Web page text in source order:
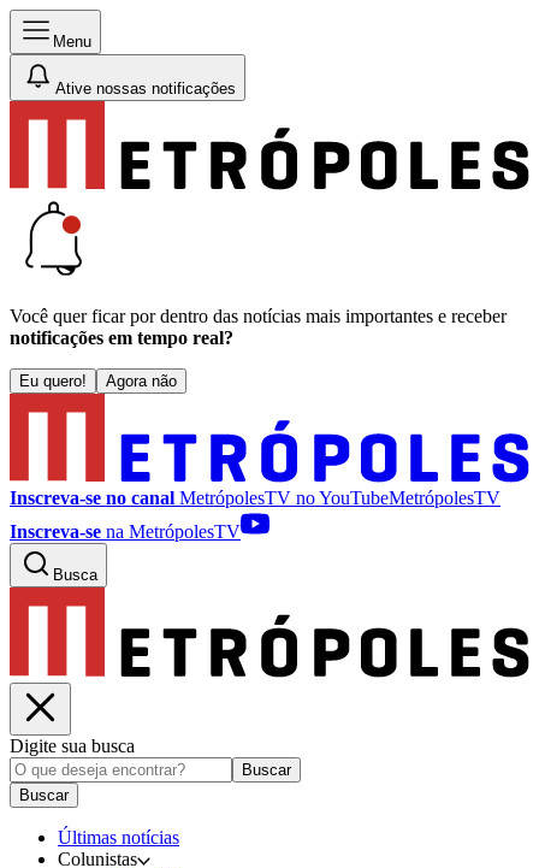
Menu
Ative nossas notificações
Você quer ficar por dentro das notícias mais importantes e receber
notificações em tempo real?
Eu quero! Agora não
Inscreva-se no canal MetrópolesTV noYouTubeMetrópolesTV
Inscreva-se na MetrópolesTV
Busca
Digite sua busca
Buscar
Buscar
Últimas notícias
Colunistas